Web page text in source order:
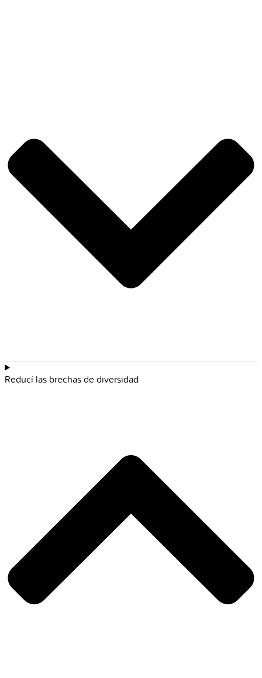
Reducí las brechas de diversidad